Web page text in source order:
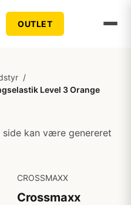
OUTLET
/
Level 3 Orange
kan være genereret
CROSSMAXX
Crossmaxx